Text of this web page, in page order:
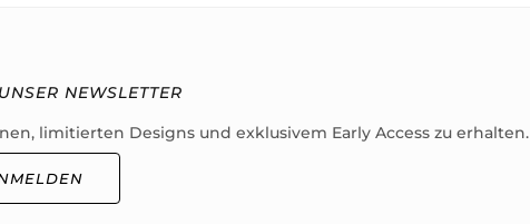
NEWSLETTER
limitierten Designs und exklusivem Early Access zu erhalten.